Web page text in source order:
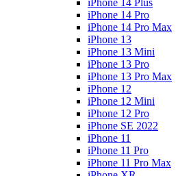
iPhone 14 Plus
iPhone 14 Pro
iPhone 14 Pro Max
iPhone 13
iPhone 13 Mini
iPhone 13 Pro
iPhone 13 Pro Max
iPhone 12
iPhone 12 Mini
iPhone 12 Pro
iPhone SE 2022
iPhone 11
iPhone 11 Pro
iPhone 11 Pro Max